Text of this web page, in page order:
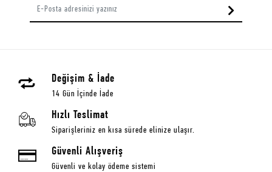
Değişim & İade
14 Gün İçinde İade
Hızlı Teslimat
Siparişleriniz en kısa sürede elinize ulaşır.
Güvenli Alışveriş
Güvenli ve kolay ödeme sistemi